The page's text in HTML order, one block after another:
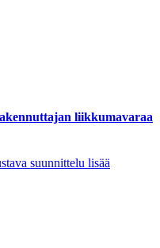
liikkumavaraa
suunnittelu lisää